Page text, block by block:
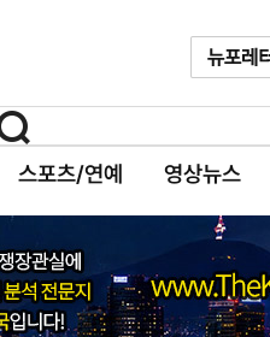
스포츠/연예 영상뉴스